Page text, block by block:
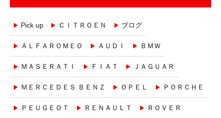
Pick up ＣＩＴＲＯＥＮ ブログ
ＡＬＦＡＲＯＭＥＯ ＡＵＤＩ ＢＭＷ
ＭＡＳＥＲＡＴＩ ＦＩＡＴ ＪＡＧＵＡＲ
ＭＥＲＣＥＤＥＳ ＢＥＮＺ ＯＰＥＬ ＰＯＲＣＨＥ
ＰＥＵＧＥＯＴ ＲＥＮＡＵＬＴ ＲＯＶＥＲ